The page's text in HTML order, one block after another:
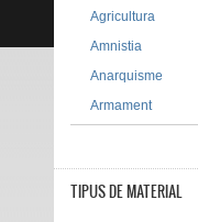
Agricultura
Amnistia
Anarquisme
Armament
TIPUS DE MATERIAL